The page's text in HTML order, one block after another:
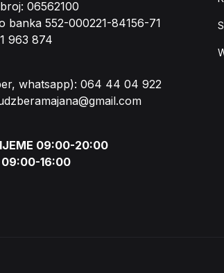
06562100
banka 552-000221-84156-71
963 874
whatsapp): 064 44 04 922
09:00-20:00
09:00-16:00